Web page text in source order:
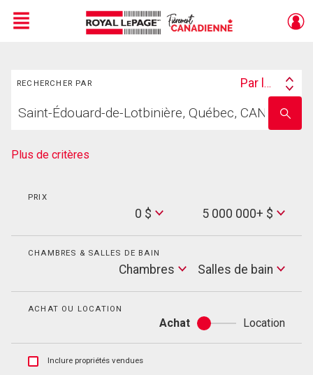
Menu
RECHERCHER PAR
Search
Par lieu
votre
nom
Plus de critères
PRIX
0 $
Max
Price
5 000 000+ $
CHAMBRES & SALLES DE BAIN
Chambres
Salles
de
Salles de bain
ACHAT OU LOCATION
Achat
Achat
ou
Location
AfficherInclure propriétés vendues